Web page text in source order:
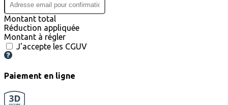
Montant total
Réduction appliquée
Montant à régler
J'accepte les CGUV
Paiement en ligne